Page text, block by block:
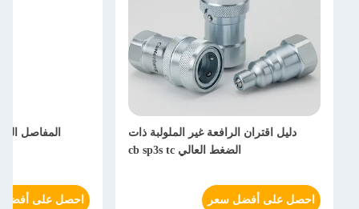
دليل اقتران الرافعة غير الملولبة ذات
الضغط العالي cb sp3s tc
احصل على أفضل سعر
المفاصل
احصل على